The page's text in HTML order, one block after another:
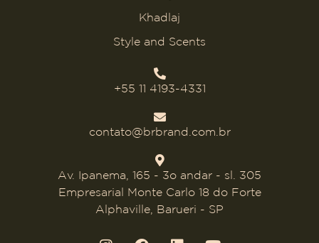
Khadlaj
Style and Scents
+55 11 4193-4331
contato@brbrand.com.br
Av. Ipanema, 165 - 3o andar - sl. 305
Empresarial Monte Carlo 18 do Forte
Alphaville, Barueri - SP